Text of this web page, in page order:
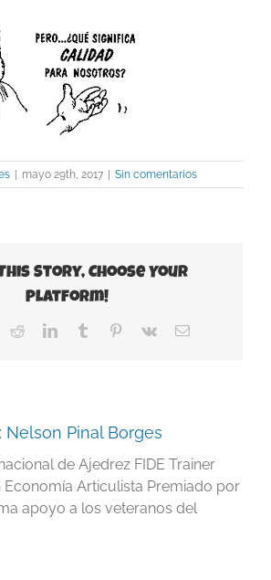
| mayo 29th, 2017 | Sin comentarios
Story, Choose Your
Platform!
RedditLinkedInTumblr Pinterest
Vk
Correo
Nelson Pinal Borges
de Ajedrez FIDE Trainer
Economía Articulista Premiado por
apoyo a los veteranos del